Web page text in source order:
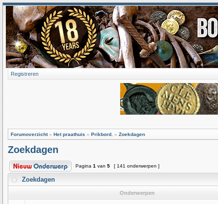
Registreren
Forumoverzicht» Het praathuis » Prikbord. » Zoekdagen
Zoekdagen
Pagina 1 van 5 [ 141 onderwerpen ]
Zoekdagen
Onderwerpen